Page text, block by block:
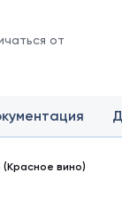
от
(Красное вино)